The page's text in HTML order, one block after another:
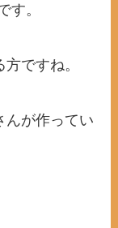
す。
ですね。
んが作ってい